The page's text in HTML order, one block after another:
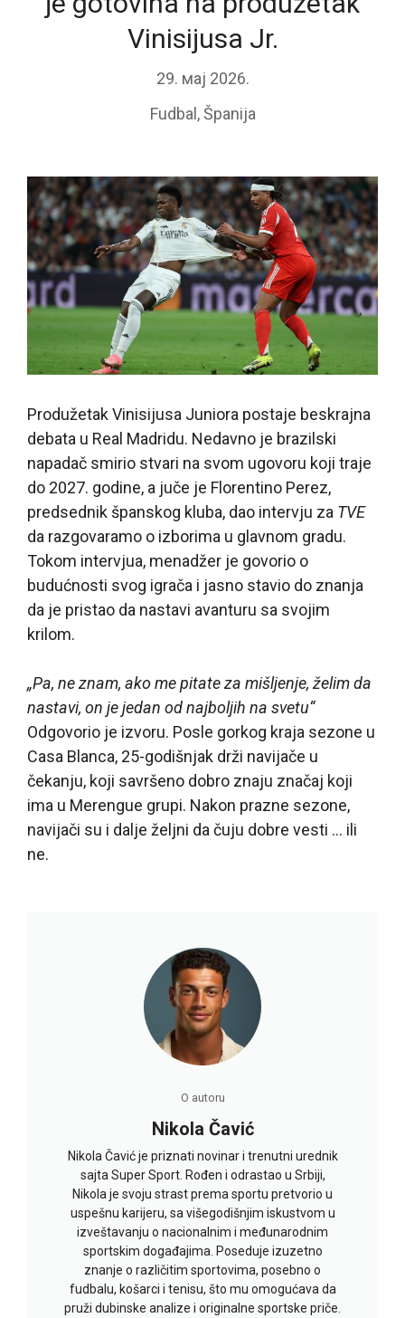
Vinisijusa Jr.
29. мај 2026.
Fudbal ,Španija
Produžetak Vinisijusa Juniora postaje beskrajna
debata u Real Madridu. Nedavno je brazilski
napadač smirio stvari na svom ugovoru koji traje
do 2027. godine, a juče je Florentino Perez,
predsednik španskog kluba, dao intervju za TVE
da razgovaramo o izborima u glavnom gradu.
Tokom intervjua, menadžer je govorio o
budućnosti svog igrača i jasno stavio do znanja
da je pristao da nastavi avanturu sa svojim
krilom.
„Pa, ne znam, ako me pitate za mišljenje, želim da
nastavi, on je jedan od najboljih na svetu“
Odgovorio je izvoru. Posle gorkog kraja sezone u
Casa Blanca, 25-godišnjak drži navijače u
čekanju, koji savršeno dobro znaju značaj koji
ima u Merengue grupi. Nakon prazne sezone,
navijači su i dalje željni da čuju dobre vesti … ili
ne.
O autoru
Nikola Čavić
Nikola Čavić je priznati novinar i trenutni urednik
sajta Super Sport. Rođen i odrastao u Srbiji,
Nikola je svoju strast prema sportu pretvorio u
uspešnu karijeru, sa višegodišnjim iskustvom u
izveštavanju o nacionalnim i međunarodnim
sportskim događajima. Poseduje izuzetno
znanje o različitim sportovima, posebno o
fudbalu, košarci i tenisu, što mu omogućava da
pruži dubinske analize i originalne sportske priče.